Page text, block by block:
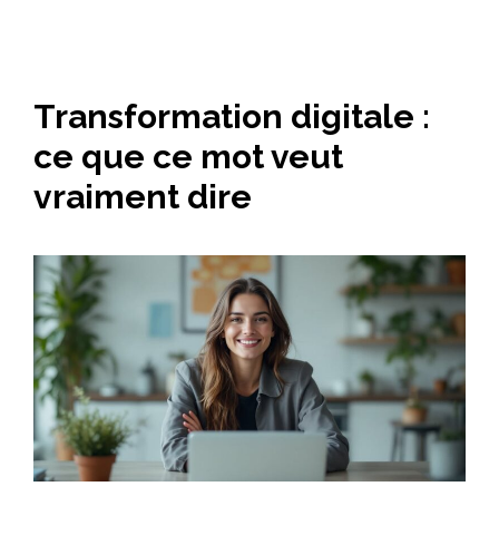
Transformation digitale :
ce que ce mot veut
vraiment dire